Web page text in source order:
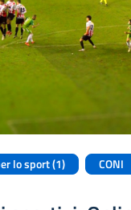
lo sport (1) CONI